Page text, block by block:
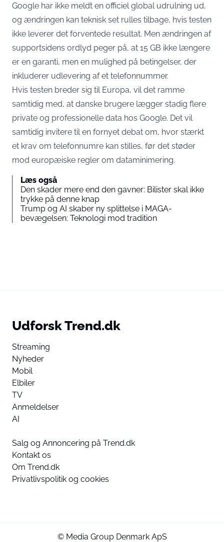
Google har ikke meldt en officiel global udrulning ud,
og ændringen kan teknisk set rulles tilbage, hvis testen
ikke leverer det forventede resultat. Men ændringen af
supportsidens ordlyd peger på, at 15 GB ikke længere
er en garanti, men en mulighed på betingelser, der
inkluderer udlevering af et telefonnummer.
Hvis testen breder sig til Europa, vil det ramme
samtidig med, at danske brugere lægger stadig flere
private og professionelle data hos Google. Det vil
samtidig invitere til en fornyet debat om, hvor stærkt
et krav om telefonnumre kan stilles, før det støder
mod europæiske regler om dataminimering.
Læs også
Den skader mere end den gavner: Bilister skal ikke
trykke på denne knap
Trump og AI skaber ny splittelse i MAGA-
bevægelsen: Teknologi mod tradition
Udforsk Trend.dk
Streaming
Nyheder
Mobil
Elbiler
TV
Anmeldelser
AI
Salg og Annoncering på Trend.dk
Kontakt os
Om Trend.dk
Privatlivspolitik og cookies
© Media Group Denmark ApS